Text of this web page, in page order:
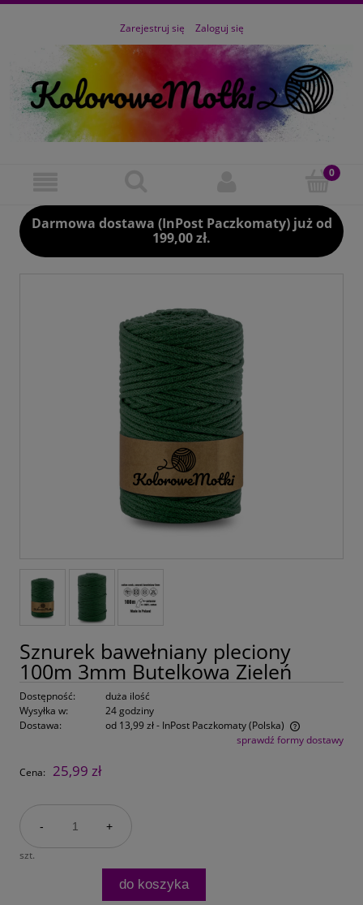
Zarejestruj się Zaloguj się
Darmowa dostawa (InPost Paczkomaty) już od
199,00 zł.
Sznurek bawełniany pleciony
100m 3mm Butelkowa Zieleń
Dostępność:
duża ilość
Wysyłka w:
24 godziny
Dostawa:
od 13,99 zł- InPost Paczkomaty(Polska)
Cena nie zawiera ewentualnych kosztów płatnościsprawdź formy dostawy
Cena: 25,99 zł
- +
szt.
do koszyka